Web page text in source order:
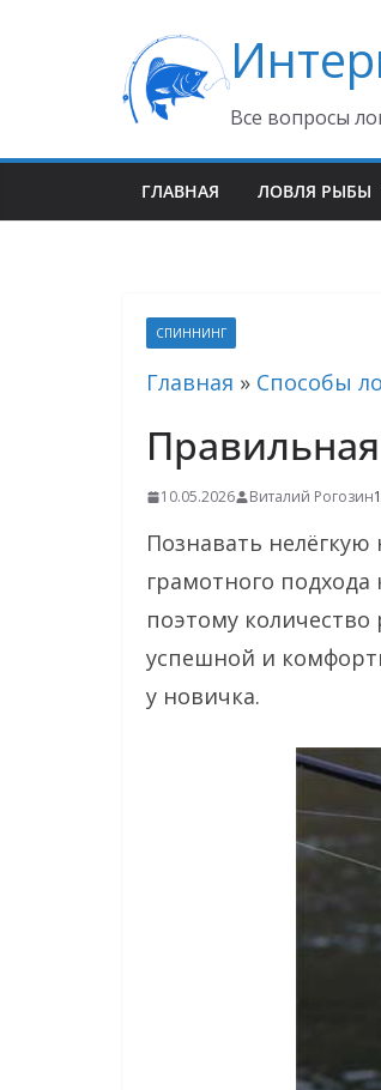
содержимому
Все вопросы
ГЛАВНАЯ ЛОВЛЯ РЫБЫ
СПИННИНГ
Главная » Способы
10.05.2026 Виталий Рогозин
Познавать
грамотного
поэтому
успешной и
у новичка.